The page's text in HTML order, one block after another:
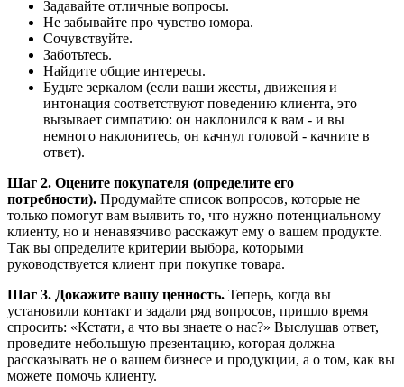
Задавайте отличные вопросы.
Не забывайте про чувство юмора.
Сочувствуйте.
Заботьтесь.
Найдите общие интересы.
Будьте зеркалом (если ваши жесты, движения и
интонация соответствуют поведению клиента, это
вызывает симпатию: он наклонился к вам - и вы
немного наклонитесь, он качнул головой - качните в
ответ).
Шаг 2. Оцените покупателя (определите его
потребности). Продумайте список вопросов, которые не
только помогут вам выявить то, что нужно потенциальному
клиенту, но и ненавязчиво расскажут ему о вашем продукте.
Так вы определите критерии выбора, которыми
руководствуется клиент при покупке товара.
Шаг 3. Докажите вашу ценность. Теперь, когда вы
установили контакт и задали ряд вопросов, пришло время
спросить: «Кстати, а что вы знаете о нас?» Выслушав ответ,
проведите небольшую презентацию, которая должна
рассказывать не о вашем бизнесе и продукции, а о том, как вы
можете помочь клиенту.